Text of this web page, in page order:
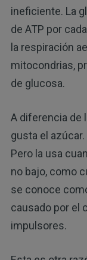
ineficiente. La
de ATP por
la respiración
mitocondrias,
de glucosa.
A diferencia de
gusta el
Pero la usa
no bajo, como
se conoce
causado por el
impulsores.